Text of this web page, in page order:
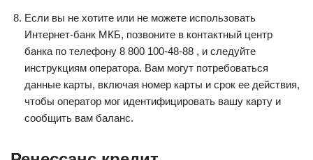
Если вы не хотите или не можете использовать
Интернет-банк МКБ, позвоните в контактный центр
банка по телефону 8 800 100-48-88 , и следуйте
инструкциям оператора. Вам могут потребоваться
данные карты, включая номер карты и срок ее действия,
чтобы оператор мог идентифицировать вашу карту и
сообщить вам баланс.